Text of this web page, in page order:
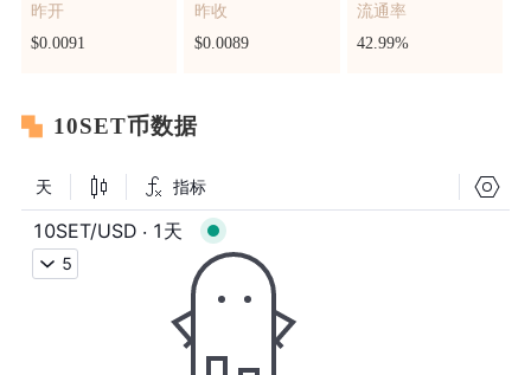
昨开
$0.0091
昨收
$0.0089
流通率
42.99%
10SET币数据